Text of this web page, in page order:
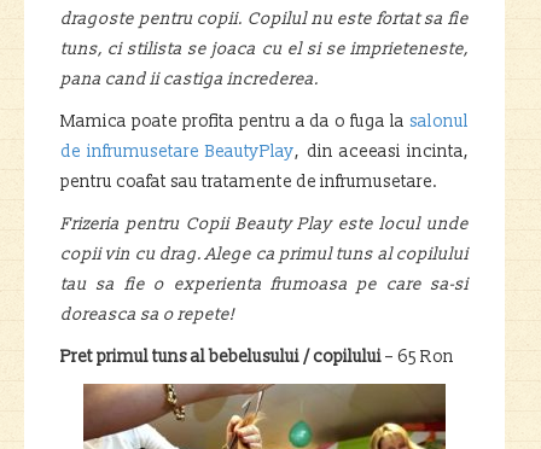
dragoste pentru copii. Copilul nu este fortat sa fie
tuns, ci stilista se joaca cu el si se imprieteneste,
pana cand ii castiga increderea.
Mamica poate profita pentru a da o fuga la salonul
de infrumusetare BeautyPlay, din aceeasi incinta,
pentru coafat sau tratamente de infrumusetare.
Frizeria pentru Copii Beauty Play este locul unde
copii vin cu drag.Alege ca primul tuns al copilului
tau sa fie o experienta frumoasa pe care sa-si
doreasca sa o repete!
Pret primul tuns al bebelusului / copilului– 65 Ron